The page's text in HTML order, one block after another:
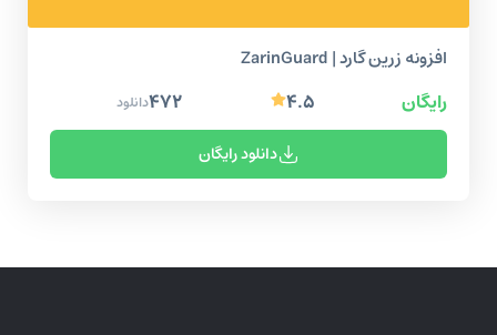
افزونه زرین گارد | ZarinGuard
رایگان ۴.۵ ۴۷۲دانلود
دانلود رایگان